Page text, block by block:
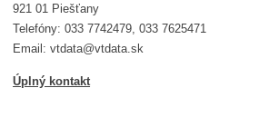
921 01 Piešťany
Telefóny: 033 7742479, 033 7625471
Email: vtdata@vtdata.sk
Úplný kontakt